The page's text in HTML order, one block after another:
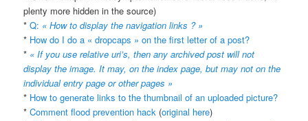
plenty more hidden in the source)
*Q: « How to display the navigation links ? »
* How do I do a « dropcaps » on the first letter of a post?
* « If you use relative uri’s, then any archived post will not
display the image. It may, on the index page, but may not on the
individual entry page or other pages »
* How to generate links to the thumbnail of an uploaded picture?
*Comment flood prevention hack (original here)